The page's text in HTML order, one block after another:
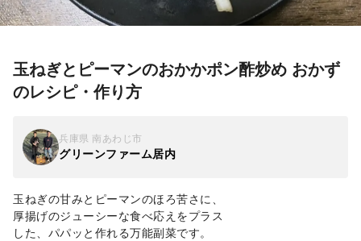
玉ねぎとピーマンのおかかポン酢炒め おかず
のレシピ・作り方
兵庫県 南あわじ市
グリーンファーム居内
玉ねぎの甘みとピーマンのほろ苦さに、
厚揚げのジューシーな食べ応えをプラス
した、パパッと作れる万能副菜です。